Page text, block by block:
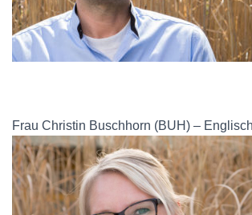
Frau Christin Buschhorn (BUH) –